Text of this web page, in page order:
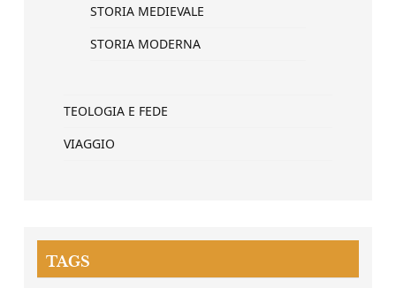
STORIA MEDIEVALE
STORIA MODERNA
TEOLOGIA E FEDE
VIAGGIO
TAGS